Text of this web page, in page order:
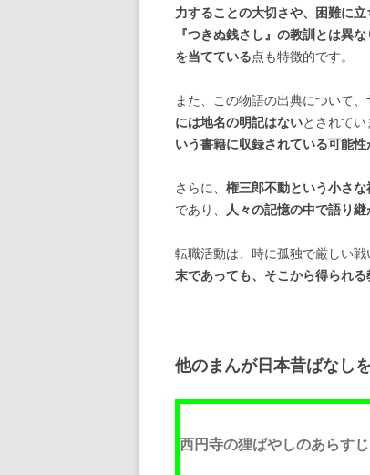
力することの大切さや、困難に
『つきぬ銭さし』の教訓とは異
を当てている点も特徴的です。
また、この物語の出典について、
には地名の明記はないとされてい
いう書籍に収録されている可能性
さらに、 権三郎不動という小さ
であり、
人々の記憶の中で語り
転職活動は、時に孤独で厳しい戦
末であっても、そこから得られ
他のまんが日本昔ばなし
西円寺の狸ばやしのあらすじ